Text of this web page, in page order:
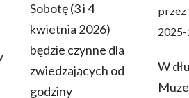
Sobotę (3 i 4
kwietnia 2026)
będzie czynne dla
zwiedzających od
godziny
przez
W